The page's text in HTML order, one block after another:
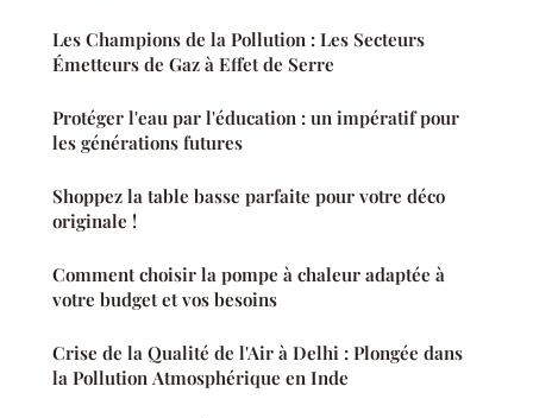
Les Champions de la Pollution : Les Secteurs
Émetteurs de Gaz à Effet de Serre
Protéger l'eau par l'éducation : un impératif pour
les générations futures
Shoppez la table basse parfaite pour votre déco
originale !
Comment choisir la pompe à chaleur adaptée à
votre budget et vos besoins
Crise de la Qualité de l'Air à Delhi : Plongée dans
la Pollution Atmosphérique en Inde